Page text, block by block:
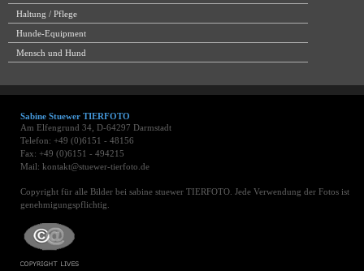
Haltung / Pflege
Hunde-Equipment
Mensch und Hund
Sabine Stuewer TIERFOTO
Am Elfengrund 34, D-64297 Darmstadt
Telefon: +49 (0)6151 - 48156
Fax: +49 (0)6151 - 494215
Mail: kontakt@stuewer-tierfoto.de
Copyright für alle Bilder bei sabine stuewer TIERFOTO. Jede Verwendung der Fotos ist
genehmigungspflichtig.